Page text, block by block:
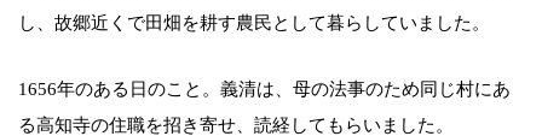
し、故郷近くで田畑を耕す農民として暮らしていました。
1656年のある日のこと。義清は、母の法事のため同じ村にあ
る高知寺の住職を招き寄せ、読経してもらいました。